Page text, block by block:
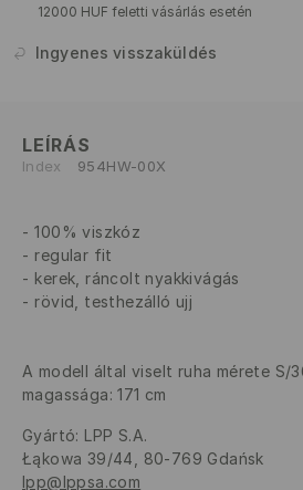
12000 HUF feletti vásárlás esetén
Ingyenes visszaküldés
LEÍRÁS
Index 954HW-00X
100% viszkóz
regular fit
kerek, ráncolt nyakkivágás
rövid, testhezálló ujj
A modell által viselt ruha mérete S/
magassága: 171 cm
Gyártó: LPP S.A.
Łąkowa 39/44, 80-769 Gdańsk
lpp@lppsa.com